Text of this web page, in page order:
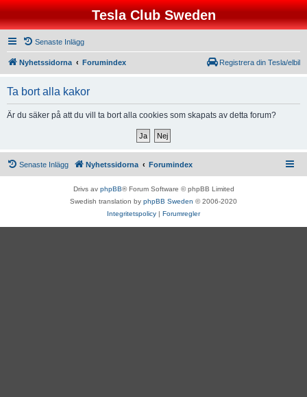
Tesla Club Sweden
Senaste Inlägg
Nyhetssidorna Forumindex Registrera din Tesla/elbil
Ta bort alla kakor
Är du säker på att du vill ta bort alla cookies som skapats av detta forum?
Senaste Inlägg Nyhetssidorna Forumindex
Drivs av phpBB® Forum Software © phpBB Limited
Swedish translation by phpBB Sweden © 2006-2020
Integritetspolicy | Forumregler